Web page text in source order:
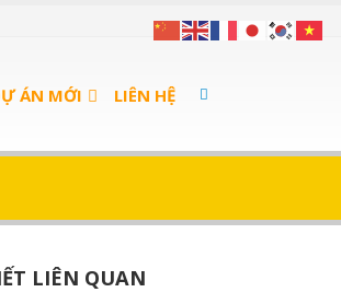
ÁN MỚI LIÊN HỆ
LIÊN QUAN